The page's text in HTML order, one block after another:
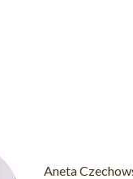
Aneta